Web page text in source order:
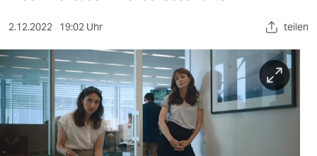
sport
berlin
2.12.2022 19:02 Uhr teilen